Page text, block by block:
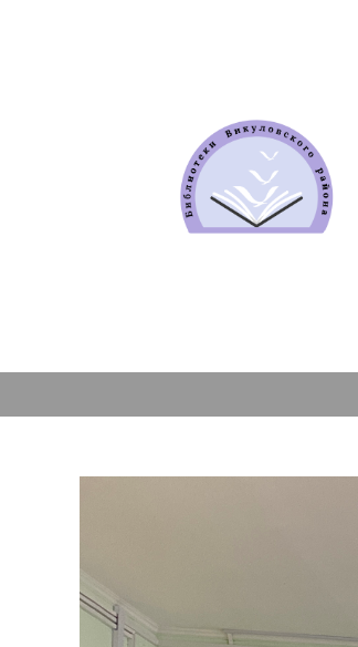
района"